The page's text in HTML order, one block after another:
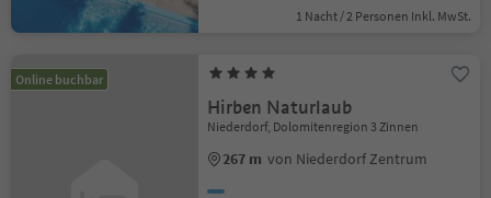
1 Nacht / 2 Personen Inkl. MwSt.
Online buchbar
Hirben Naturlaub
Niederdorf, Dolomitenregion 3 Zinnen
267 m von Niederdorf Zentrum